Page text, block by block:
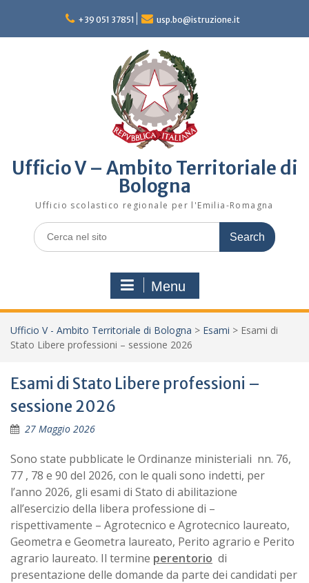
content
+39 051 37851 usp.bo@istruzione.it
Ufficio V – Ambito Territoriale di
Bologna
Ufficio scolastico regionale per l'Emilia-Romagna
Search
for:
Menu
Ufficio V - Ambito Territoriale di Bologna > Esami > Esami di
Stato Libere professioni – sessione 2026
Esami di Stato Libere professioni –
sessione 2026
27 Maggio 2026
Sono state pubblicate le Ordinanze ministeriali nn. 76,
77 , 78 e 90 del 2026, con le quali sono indetti, per
l’anno 2026, gli esami di Stato di abilitazione
all’esercizio della libera professione di –
rispettivamente – Agrotecnico e Agrotecnico laureato,
Geometra e Geometra laureato, Perito agrario e Perito
agrario laureato. Il termine perentorio di
presentazione delle domande da parte dei candidati per